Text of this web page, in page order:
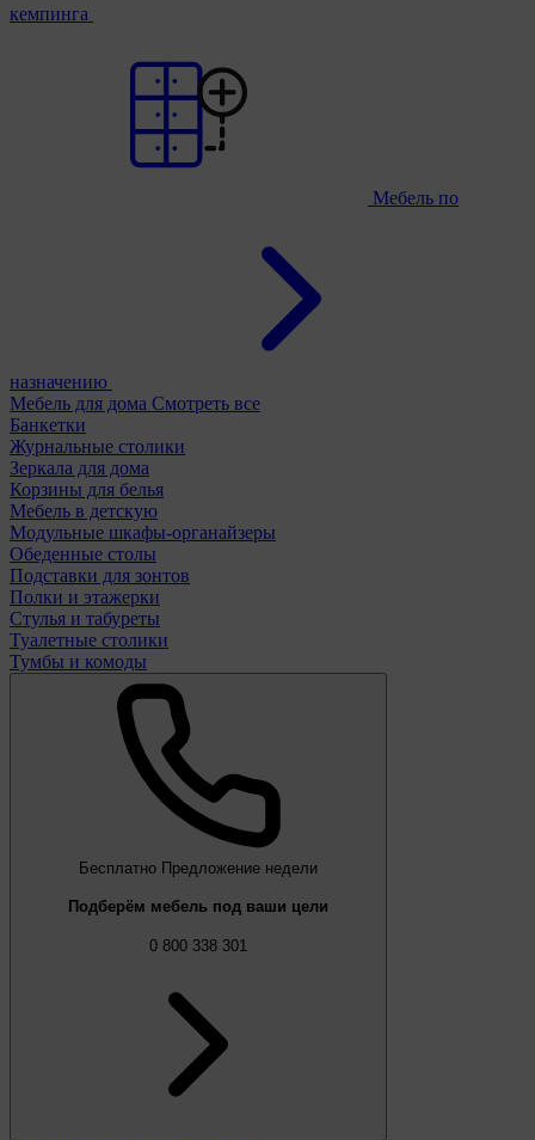
кемпинга
Мебель по
назначению
Мебель для дома Смотреть все
Банкетки
Журнальные столики
Зеркала для дома
Корзины для белья
Мебель в детскую
Модульные шкафы-органайзеры
Обеденные столы
Подставки для зонтов
Полки и этажерки
Стулья и табуреты
Туалетные столики
Тумбы и комоды
Бесплатно Предложение недели
Подберём мебель под ваши цели
0 800 338 301